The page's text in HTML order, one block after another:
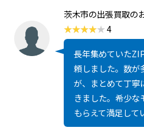
茨木市の出張買取の
4
長年集めていた
頼しました。数が
が、まとめて丁寧
きました。希少な
もらえて満足して